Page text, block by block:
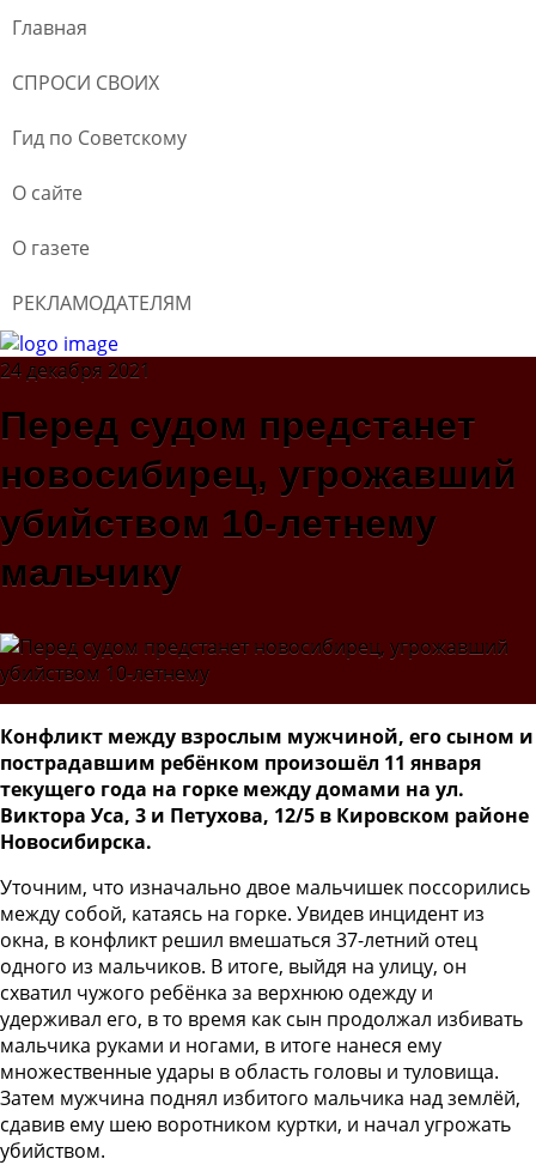
Главная
СПРОСИ СВОИХ
Гид по Советскому
О сайте
О газете
РЕКЛАМОДАТЕЛЯМ
24 декабря 2021
Перед судом предстанет
новосибирец, угрожавший
убийством 10-летнему
мальчику
Конфликт между взрослым мужчиной, его сыном и
пострадавшим ребёнком произошёл 11 января
текущего года на горке между домами на ул.
Виктора Уса, 3 и Петухова, 12/5 в Кировском районе
Новосибирска.
Уточним, что изначально двое мальчишек поссорились
между собой, катаясь на горке. Увидев инцидент из
окна, в конфликт решил вмешаться 37-летний отец
одного из мальчиков. В итоге, выйдя на улицу, он
схватил чужого ребёнка за верхнюю одежду и
удерживал его, в то время как сын продолжал избивать
мальчика руками и ногами, в итоге нанеся ему
множественные удары в область головы и туловища.
Затем мужчина поднял избитого мальчика над землёй,
сдавив ему шею воротником куртки, и начал угрожать
убийством.